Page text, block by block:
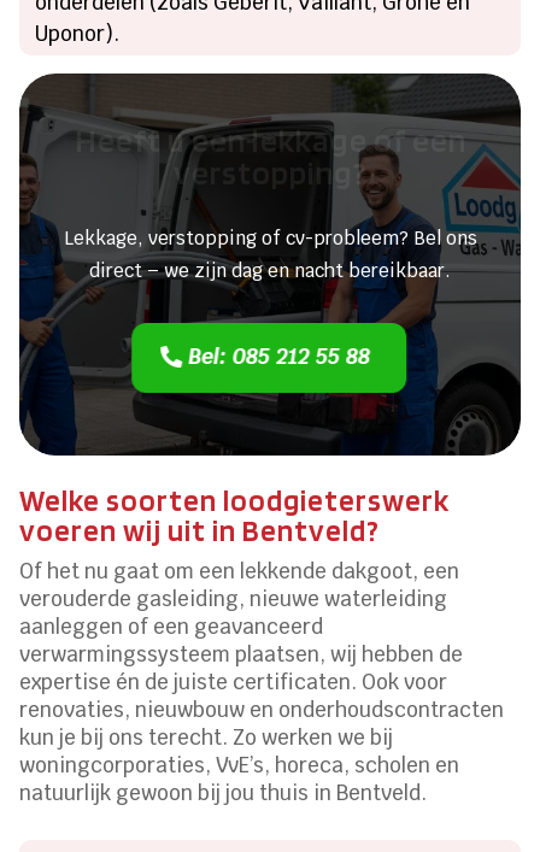
Uponor).
Heeft u een lekkage of een
verstopping?
Lekkage, verstopping of cv-probleem? Bel ons
direct – we zijn dag en nacht bereikbaar.
Bel: 085 212 55 88
Welke soorten loodgieterswerk
voeren wij uit in Bentveld?
Of het nu gaat om een lekkende dakgoot, een
verouderde gasleiding, nieuwe waterleiding
aanleggen of een geavanceerd
verwarmingssysteem plaatsen, wij hebben de
expertise én de juiste certificaten. Ook voor
renovaties, nieuwbouw en onderhoudscontracten
kun je bij ons terecht. Zo werken we bij
woningcorporaties, VvE’s, horeca, scholen en
natuurlijk gewoon bij jou thuis in Bentveld.